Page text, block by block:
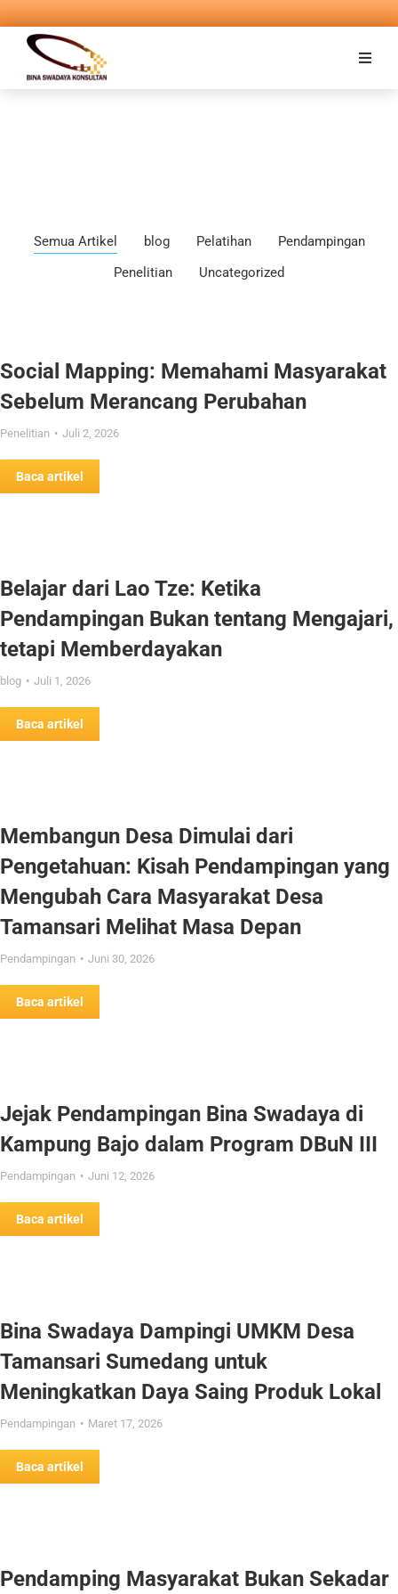
Semua Artikel blog Pelatihan
Pendampingan
Penelitian
Uncategorized
Social Mapping: Memahami Masyarakat
Sebelum Merancang Perubahan
Penelitian Juli 2, 2026
Baca artikel
Belajar dari Lao Tze: Ketika
Pendampingan Bukan tentang Mengajari,
tetapi Memberdayakan
blog Juli 1, 2026
Baca artikel
Membangun Desa Dimulai dari
Pengetahuan: Kisah Pendampingan yang
Mengubah Cara Masyarakat Desa
Tamansari Melihat Masa Depan
Pendampingan Juni 30, 2026
Baca artikel
Jejak Pendampingan Bina Swadaya di
Kampung Bajo dalam Program DBuN III
Pendampingan Juni 12, 2026
Baca artikel
Bina Swadaya Dampingi UMKM Desa
Tamansari Sumedang untuk
Meningkatkan Daya Saing Produk Lokal
Pendampingan Maret 17, 2026
Baca artikel
Pendamping Masyarakat Bukan Sekadar